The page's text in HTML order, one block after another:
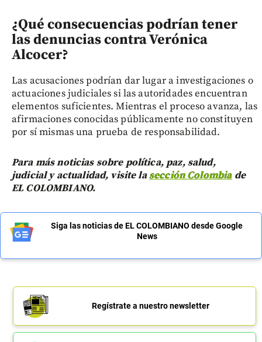
¿Qué consecuencias podrían tener
las denuncias contra Verónica
Alcocer?
Las acusaciones podrían dar lugar a investigaciones o
actuaciones judiciales si las autoridades encuentran
elementos suficientes. Mientras el proceso avanza, las
afirmaciones conocidas públicamente no constituyen
por sí mismas una prueba de responsabilidad.
Para más noticias sobre política, paz, salud,
judicial y actualidad, visite lasección Colombiade
EL COLOMBIANO.
Siga las noticias de EL COLOMBIANO desde Google
News
Regístrate a nuestro newsletter